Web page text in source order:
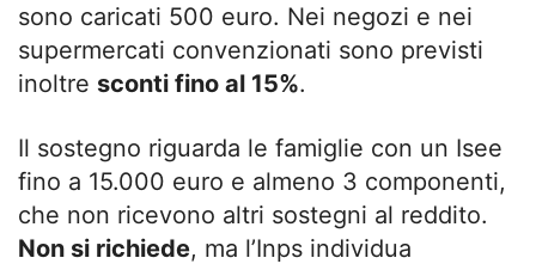
sono caricati 500 euro. Nei negozi e nei
supermercati convenzionati sono previsti
inoltre sconti fino al 15%.
Il sostegno riguarda le famiglie con un Isee
fino a 15.000 euro e almeno 3 componenti,
che non ricevono altri sostegni al reddito.
Non si richiede, ma l’Inps individua